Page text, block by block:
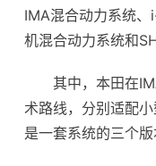
IMA混合动力系统
机混合动力系统和
其中，本田在
术路线，分别适配
是一套系统的三个版